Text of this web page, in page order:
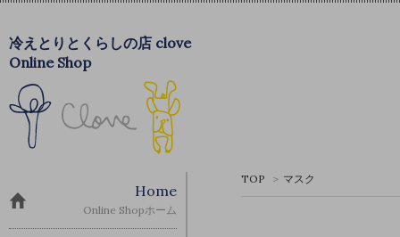
冷えとりとくらしの店 clove
Online Shop
TOP > マスク
Home
Online Shopホーム